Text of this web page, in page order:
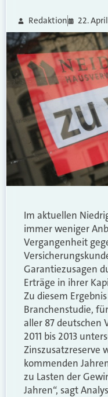
Redaktion 22.
Im aktuellen
immer weniger
Vergangenheit
Garantiezusagen
Erträge in ihrer
Zu diesem
Branchenstudie,
aller 87 deutschen
2011 bis 2013
Zinszusatzreserve
kommenden
zu Lasten der
Jahren“, sagt